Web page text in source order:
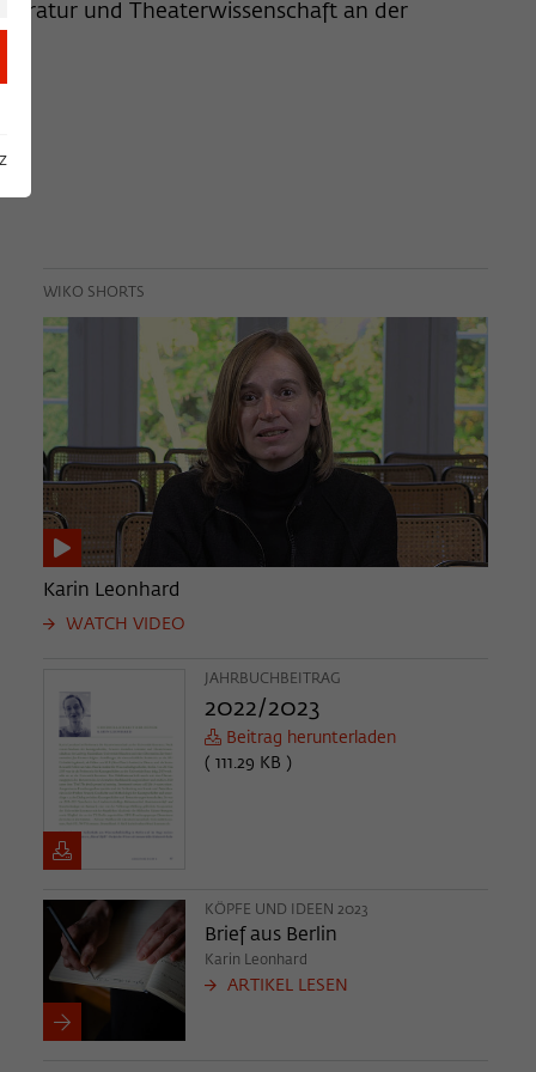
und Theaterwissenschaft an der
WIKO SHORTS
Karin Leonhard
WATCH VIDEO
JAHRBUCHBEITRAG
2022/2023
Beitrag herunterladen
( 111.29 KB )
KÖPFE UND IDEEN 2023
Brief aus Berlin
Karin Leonhard
ARTIKEL LESEN